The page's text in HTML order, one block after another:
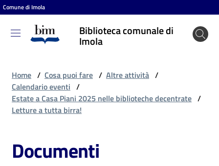
Vai al contenuto
Vai alla navigazione
Vai al footer
Comune di Imola
Biblioteca comunale di
Imola
Biblioteca
comunale
Entra
Cosa
puoi
Home / Cosa puoi fare / Altre attività /
Calendario eventi /
Estate a Casa Piani 2025 nelle biblioteche decentrate /
Letture a tutta birra!
Documenti